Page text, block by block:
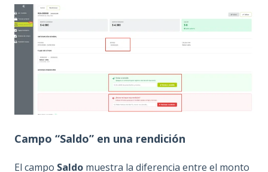
Campo “Saldo” en una rendición
El campo Saldo muestra la diferencia entre el monto